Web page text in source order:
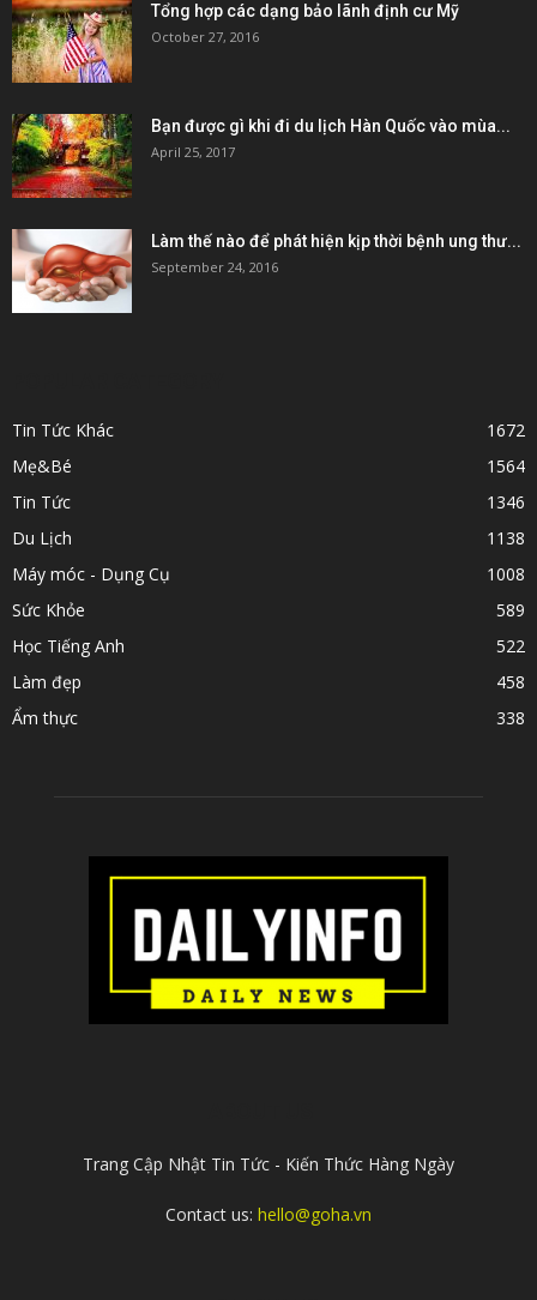
Tổng hợp các dạng bảo lãnh định cư Mỹ
October 27, 2016
Bạn được gì khi đi du lịch Hàn Quốc vào mùa...
April 25, 2017
Làm thế nào để phát hiện kịp thời bệnh ung thư...
September 24, 2016
Tin Tức Khác
1672
Mẹ&Bé
1564
Tin Tức
1346
Du Lịch
1138
Máy móc - Dụng Cụ
1008
Sức Khỏe
589
Học Tiếng Anh
522
Làm đẹp
458
Ẩm thực
338
Trang Cập Nhật Tin Tức - Kiến Thức Hàng Ngày
Contact us: hello@goha.vn